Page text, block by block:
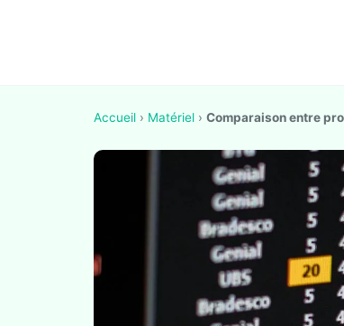
Accueil › Matériel › Comparaison entre